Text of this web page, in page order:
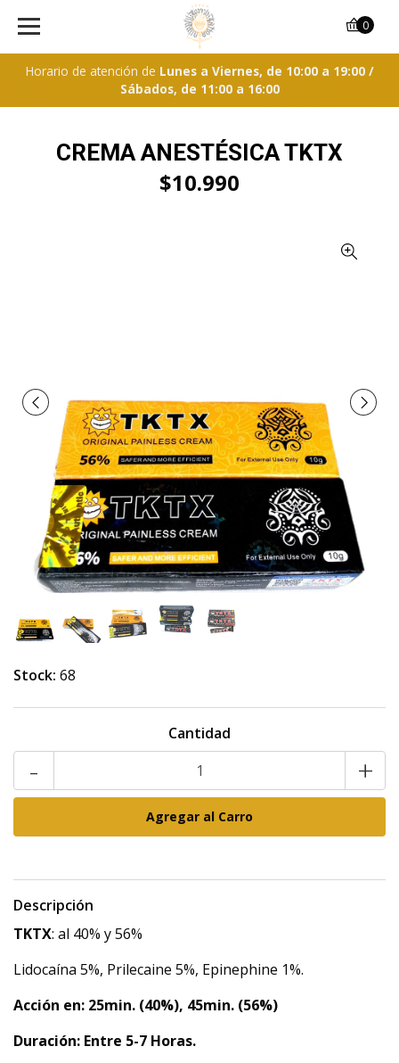
Horario de atención de Lunes a Viernes, de 10:00 a 19:00 /
Sábados, de 11:00 a 16:00
0
CREMA ANESTÉSICA TKTX
$10.990
Stock: 68
Cantidad
- +
Descripción
TKTX: al 40% y 56%
Lidocaína 5%, Prilecaine 5%, Epinephine 1%.
Acción en: 25min. (40%), 45min. (56%)
Duración: Entre 5-7 Horas.